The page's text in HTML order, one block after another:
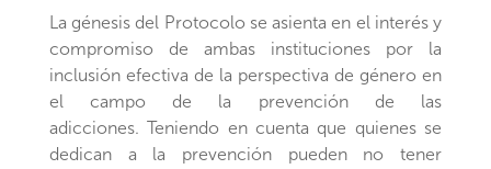
La génesis del Protocolo se asienta en el interés y
compromiso de ambas instituciones por la
inclusión efectiva de la perspectiva de género en
el campo de la prevención de las
adicciones. Teniendo en cuenta que quienes se
dedican a la prevención pueden no tener